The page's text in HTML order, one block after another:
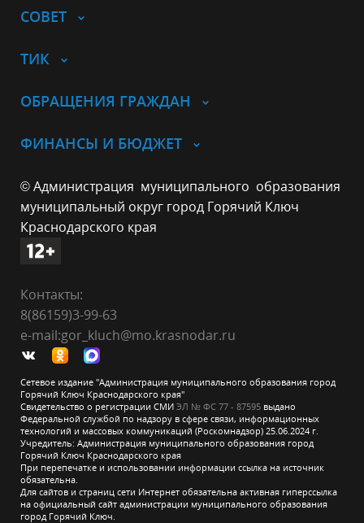
СОВЕТ
ТИК
ОБРАЩЕНИЯ ГРАЖДАН
ФИНАНСЫ И БЮДЖЕТ
© Администрация муниципального образования
муниципальный округ город Горячий Ключ
Краснодарского края
Контакты:
8(86159)3-99-63
e-mail:gor_kluch@mo.krasnodar.ru
Сетевое издание "Администрация муниципального образования город
Горячий Ключ Краснодарского края"
Свидетельство о регистрации СМИ ЭЛ № ФС 77 - 87595 выдано
Федеральной службой по надзору в сфере связи, информационных
технологий и массовых коммуникаций (Роскомнадзор) 25.06.2024 г.
Учредитель: Администрация муниципального образования город
Горячий Ключ Краснодарского края
При перепечатке и использовании информации ссылка на источник
обязательна.
Для сайтов и страниц сети Интернет обязательна активная гиперссылка
на официальный сайт администрации муниципального образования
город Горячий Ключ.